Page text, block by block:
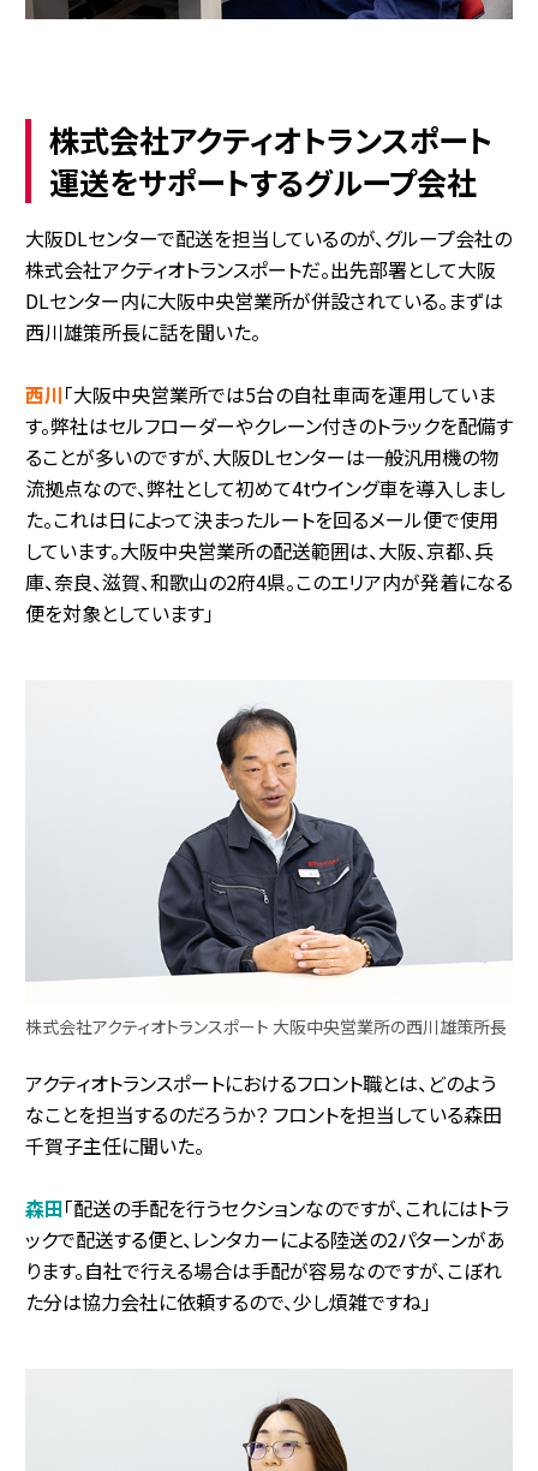
株式会社アクティオトランスポート
運送をサポートするグループ会社
大阪DLセンターで配送を担当しているのが、グループ会社の
株式会社アクティオトランスポートだ。出先部署として大阪
DLセンター内に大阪中央営業所が併設されている。まずは
西川雄策所長に話を聞いた。
西川「大阪中央営業所では5台の自社車両を運用していま
す。弊社はセルフローダーやクレーン付きのトラックを配備す
ることが多いのですが、大阪DLセンターは一般汎用機の物
流拠点なので、弊社として初めて4tウイング車を導入しまし
た。これは日によって決まったルートを回るメール便で使用
しています。大阪中央営業所の配送範囲は、大阪、京都、兵
庫、奈良、滋賀、和歌山の2府4県。このエリア内が発着になる
便を対象としています」
株式会社アクティオトランスポート 大阪中央営業所の西川雄策所長
アクティオトランスポートにおけるフロント職とは、どのよう
なことを担当するのだろうか？ フロントを担当している森田
千賀子主任に聞いた。
森田「配送の手配を行うセクションなのですが、これにはトラ
ックで配送する便と、レンタカーによる陸送の2パターンがあ
ります。自社で行える場合は手配が容易なのですが、こぼれ
た分は協力会社に依頼するので、少し煩雑ですね」